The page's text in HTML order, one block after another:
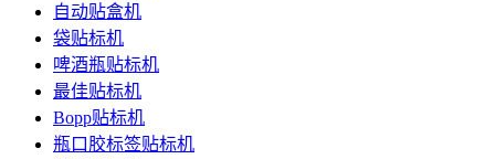
自动贴盒机
袋贴标机
啤酒瓶贴标机
最佳贴标机
Bopp贴标机
瓶口胶标签贴标机